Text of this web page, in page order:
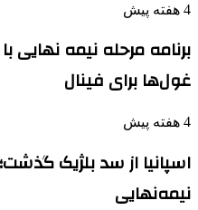
4 هفته پیش
برنامه مرحله نیمه
غول‌ها برای فینال
4 هفته پیش
اسپانیا از سد بلژیک
نیمه‌نهایی